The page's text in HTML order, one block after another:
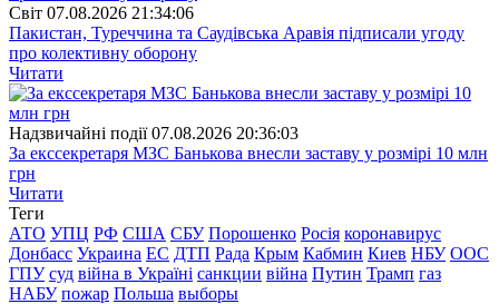
Свiт 07.08.2026 21:34:06
Пакистан, Туреччина та Саудівська Аравія підписали угоду
про колективну оборону
Читати
Надзвичайні події 07.08.2026 20:36:03
За екссекретаря МЗС Банькова внесли заставу у розмірі 10 млн
грн
Читати
Теги
АТО УПЦ РФ США СБУ Порошенко Росія коронавирус
Донбасс Украина ЕС ДТП Рада Крым Кабмин Киев НБУ ООС
ГПУ суд війна в Україні санкции війна Путин Трамп газ
НАБУ пожар Польша выборы